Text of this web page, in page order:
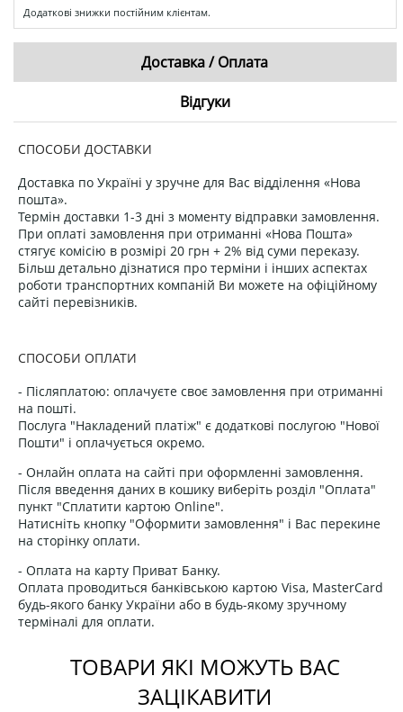
Додаткові знижки постійним клієнтам.
Доставка / Оплата
Відгуки
СПОСОБИ ДОСТАВКИ
Доставка по Україні у зручне для Вас відділення «Нова
пошта».
Термін доставки 1-3 дні з моменту відправки замовлення.
При оплаті замовлення при отриманні «Нова Пошта»
стягує комісію в розмірі 20 грн + 2% від суми переказу.
Більш детально дізнатися про терміни і інших аспектах
роботи транспортних компаній Ви можете на офіційному
сайті перевізників.
СПОСОБИ ОПЛАТИ
- Післяплатою: оплачуєте своє замовлення при отриманні
на пошті.
Послуга "Накладений платіж" є додаткові послугою "Нової
Пошти" і оплачується окремо.
- Онлайн оплата на сайті при оформленні замовлення.
Після введення даних в кошику виберіть розділ "Оплата"
пункт "Сплатити картою Online".
Натисніть кнопку "Оформити замовлення" і Вас перекине
на сторінку оплати.
- Оплата на карту Приват Банку.
Оплата проводиться банківською картою Visa, MasterCard
будь-якого банку України або в будь-якому зручному
терміналі для оплати.
ТОВАРИ ЯКІ МОЖУТЬ ВАС
ЗАЦІКАВИТИ